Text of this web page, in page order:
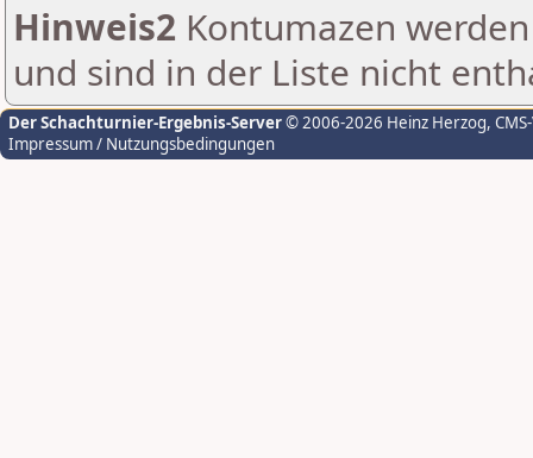
Hinweis2 Kontumazen
und sind in der Liste nicht
Der Schachturnier-Ergebnis-Server© 2006-2026 Heinz Herzog,
Impressum / Nutzungsbedingungen